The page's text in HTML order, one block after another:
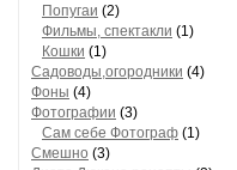
Попугаи (2)
Фильмы, спектакли (1)
Кошки (1)
Садоводы,огородники (4)
Фоны (4)
Фотографии (3)
Сам себе Фотограф (1)
Смешно (3)